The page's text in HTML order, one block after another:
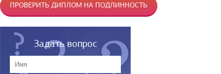
ПРОВЕРИТЬ ДИПЛОМ НА ПОДЛИННОСТЬ
Задать вопрос